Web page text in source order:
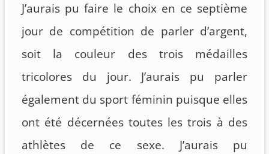
J’aurais pu faire le choix en ce septième
jour de compétition de parler d’argent,
soit la couleur des trois médailles
tricolores du jour. J’aurais pu parler
également du sport féminin puisque elles
ont été décernées toutes les trois à des
athlètes de ce sexe. J’aurais pu